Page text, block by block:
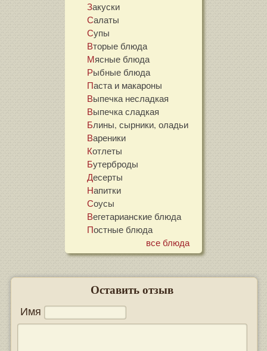
Закуски
Салаты
Супы
Вторые блюда
Мясные блюда
Рыбные блюда
Паста и макароны
Выпечка несладкая
Выпечка сладкая
Блины, сырники, оладьи
Вареники
Котлеты
Бутерброды
Десерты
Напитки
Соусы
Вегетарианские блюда
Постные блюда
все блюда
Оставить отзыв
Имя